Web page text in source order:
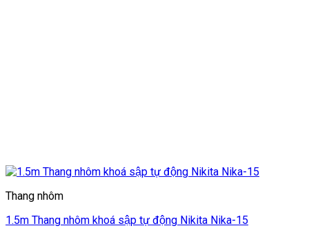
Thang nhôm
1.5m Thang nhôm khoá sập tự động Nikita Nika-15